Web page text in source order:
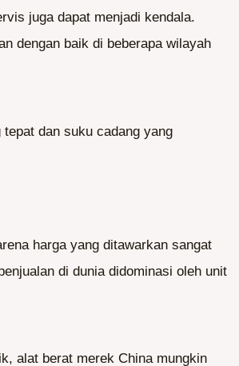
juga dapat menjadi kendala.
dengan baik di beberapa wilayah
dan suku cadang yang
harga yang ditawarkan sangat
di dunia didominasi oleh unit
alat berat merek China mungkin